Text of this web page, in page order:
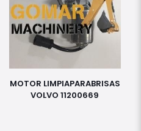
MOTOR LIMPIAPARABRISAS
VOLVO 11200669